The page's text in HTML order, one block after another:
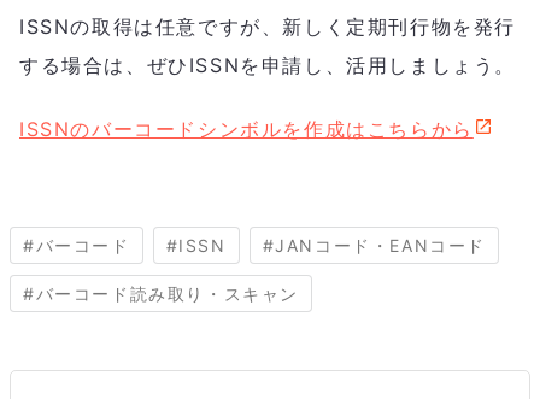
ISSNの取得は任意ですが、新しく定期刊行物を発行
する場合は、ぜひISSNを申請し、活用しましょう。
ISSNのバーコードシンボルを作成はこちらから
#バーコード #ISSN #JANコード・EANコード
#バーコード読み取り・スキャン